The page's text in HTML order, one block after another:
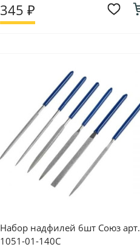
345 ₽
Набор надфилей 6шт Союз арт.
1051-01-140С